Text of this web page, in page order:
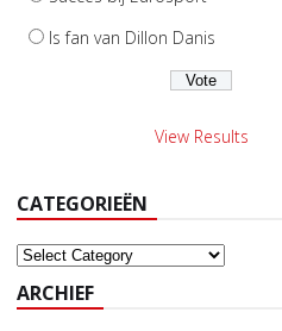
Is fan van Dillon Danis
View Results
CATEGORIEËN
Categorieën
ARCHIEF